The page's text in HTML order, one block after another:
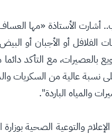
الأستاذة «مها
أو الأجبان أو
مع التأكد
نسبة عالية من السكريات
والمياه الباردة".
والتوعية الصحية